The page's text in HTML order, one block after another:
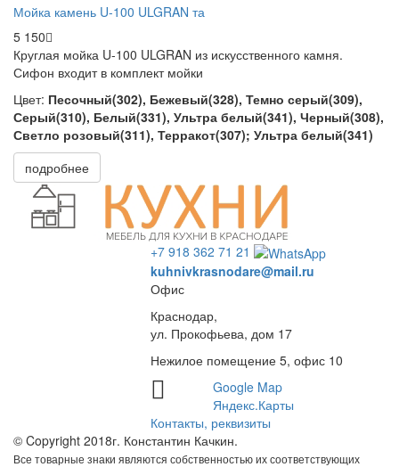
Мойка камень U-100 ULGRAN та
5 150
Круглая мойка U-100 ULGRAN из искусственного камня.
Сифон входит в комплект мойки
Цвет: Песочный(302), Бежевый(328), Темно серый(309),
Серый(310), Белый(331), Ультра белый(341), Черный(308),
Светло розовый(311), Терракот(307); Ультра белый(341)
подробнее
+7 918 362 71 21
kuhnivkrasnodare@mail.ru
Офис
Краснодар,
ул. Прокофьева, дом 17
Нежилое помещение 5, офис 10
Google Map
Яндекс.Карты
Контакты, реквизиты
© Copyright 2018г. Константин Качкин.
Все товарные знаки являются собственностью их соответствующих